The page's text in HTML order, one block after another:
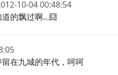
10-04 00:48:54
的飘过啊...囧
在九城的年代，呵呵